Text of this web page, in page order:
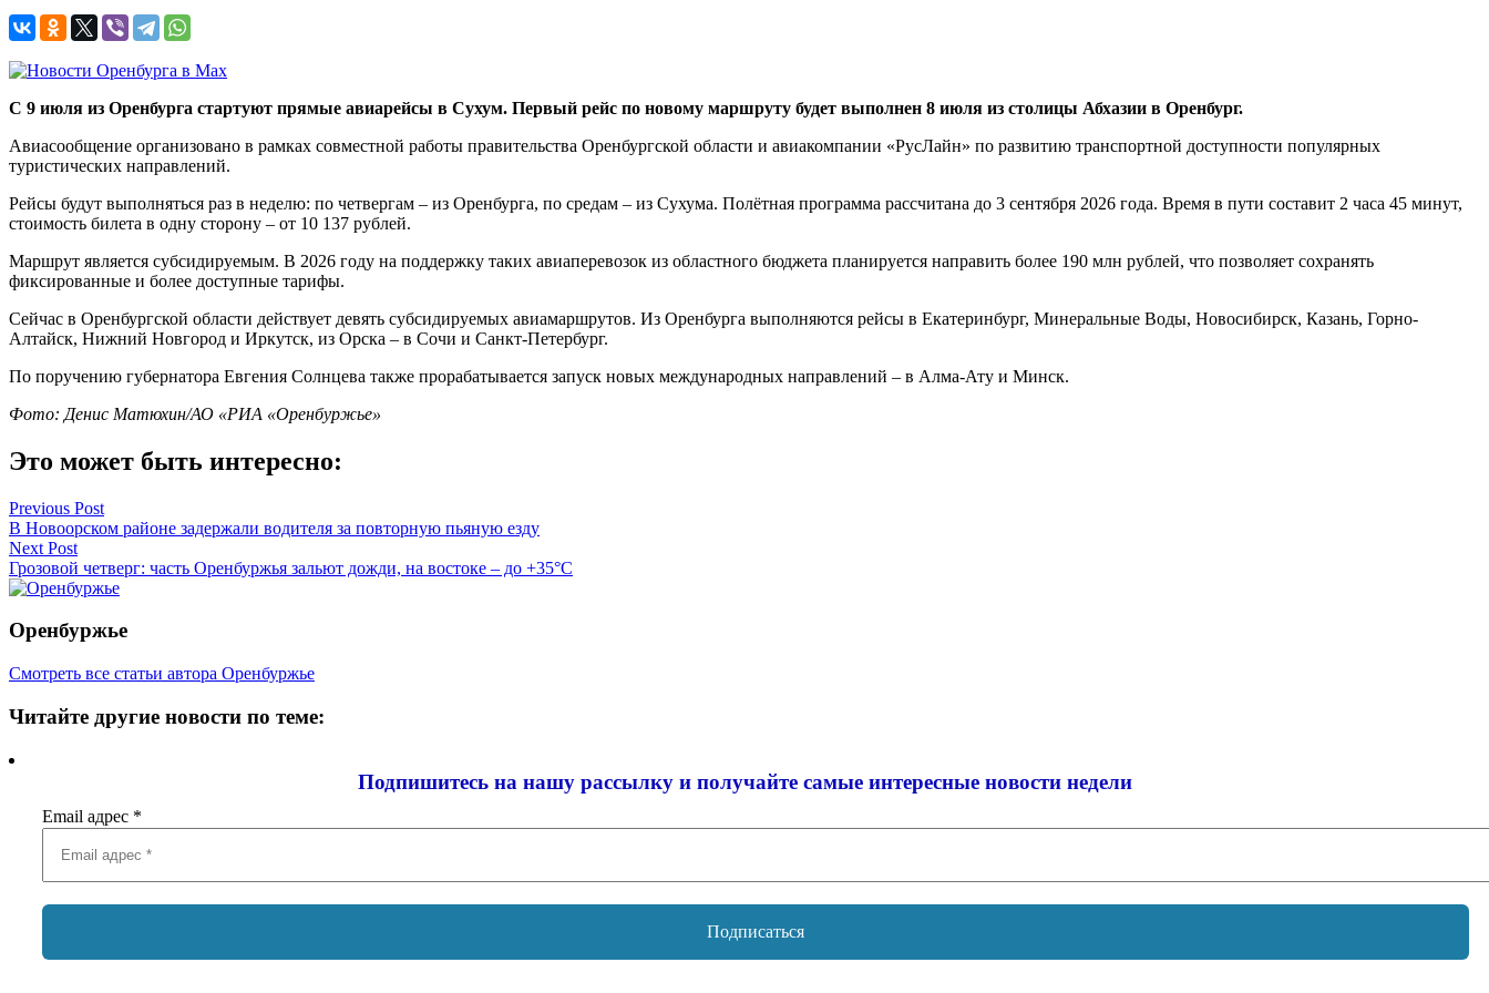
С 9 июля из Оренбурга стартуют прямые авиарейсы в Сухум. Первый рейс по новому маршруту будет выполнен 8 июля из столицы Абхазии в Оренбург.
Авиасообщение организовано в рамках совместной работы правительства Оренбургской области и авиакомпании «РусЛайн» по развитию транспортной доступности популярных
туристических направлений.
Рейсы будут выполняться раз в неделю: по четвергам – из Оренбурга, по средам – из Сухума. Полётная программа рассчитана до 3 сентября 2026 года. Время в пути составит 2 часа 45 минут,
стоимость билета в одну сторону – от 10 137 рублей.
Маршрут является субсидируемым. В 2026 году на поддержку таких авиаперевозок из областного бюджета планируется направить более 190 млн рублей, что позволяет сохранять
фиксированные и более доступные тарифы.
Сейчас в Оренбургской области действует девять субсидируемых авиамаршрутов. Из Оренбурга выполняются рейсы в Екатеринбург, Минеральные Воды, Новосибирск, Казань, Горно-
Алтайск, Нижний Новгород и Иркутск, из Орска – в Сочи и Санкт-Петербург.
По поручению губернатора Евгения Солнцева также прорабатывается запуск новых международных направлений – в Алма-Ату и Минск.
Фото: Денис Матюхин/АО «РИА «Оренбуржье»
Это может быть интересно:
Навигация
по
записям
Previous Post
В Новоорском районе задержали водителя за повторную пьяную езду
Next Post
Грозовой четверг: часть Оренбуржья зальют дожди, на востоке – до +35°С
Оренбуржье
Смотреть все статьи автора Оренбуржье
Читайте другие новости по теме:
Подпишитесь на нашу рассылку и получайте самые интересные новости недели
Email адрес *